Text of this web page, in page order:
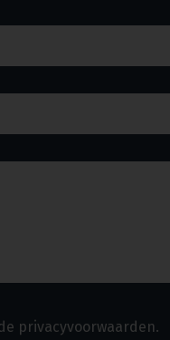
privacyvoorwaarden.